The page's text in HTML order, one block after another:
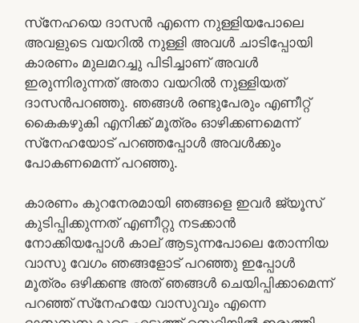
സ്‌നേഹയെ ദാസന്‍ എന്നെ നുള്ളിയപോലെ
അവളുടെ വയറില്‍ നുള്ളി അവള്‍ ചാടിപ്പോയി
കാരണം മുലമറച്ചു പിടിച്ചാണ് അവള്‍
ഇരുന്നിരുന്നത് അതാ വയറില്‍ നുള്ളിയത്
ദാസന്‍പറഞ്ഞു. ഞങ്ങള്‍ രണ്ടുപേരും എണീറ്റ്
കൈകഴുകി എനിക്ക് മൂത്രം ഓഴിക്കണമെന്ന്
സ്‌നേഹയോട് പറഞ്ഞപ്പോള്‍ അവള്‍ക്കും
പോകണമെന്ന് പറഞ്ഞു.
കാരണം കുറനേരമായി ഞങ്ങളെ ഇവര്‍ ജ്യൂസ്
കുടിപ്പിക്കുന്നത് എണീറ്റു നടക്കാന്‍
നോക്കിയപ്പോള്‍ കാല് ആടുന്നപോലെ തോന്നിയ
വാസു വേഗം ഞങ്ങളോട് പറഞ്ഞു ഇപ്പോള്‍
മൂത്രം ഒഴിക്കണ്ട അത് ഞങ്ങള്‍ ചെയിപ്പിക്കാമെന്ന്
പറഞ്ഞ് സ്‌നേഹയേ വാസുവും എന്നെ